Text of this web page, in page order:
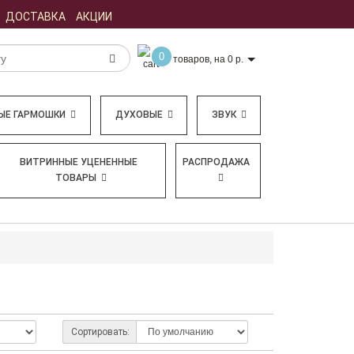
ДОСТАВКА АКЦИИ
0 товаров, на 0 р.
ГАРМОШКИ ДУХОВЫЕ ЗВУК
ВИТРИННЫЕ УЦЕНЕННЫЕ
ТОВАРЫ
РАСПРОДАЖА
Сортировать: